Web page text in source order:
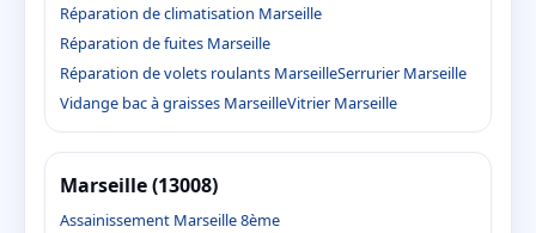
Réparation de climatisation Marseille
Réparation de fuites Marseille
Réparation de volets roulants MarseilleSerrurier Marseille
Vidange bac à graisses MarseilleVitrier Marseille
Marseille (13008)
Assainissement Marseille 8ème